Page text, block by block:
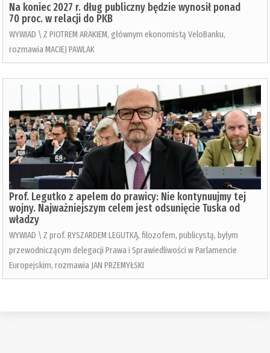
Na koniec 2027 r. dług publiczny będzie wynosił ponad
70 proc. w relacji do PKB
WYWIAD \ Z PIOTREM ARAKIEM, głównym ekonomistą VeloBanku,
rozmawia MACIEJ PAWLAK
Prof. Legutko z apelem do prawicy: Nie kontynuujmy tej
wojny. Najważniejszym celem jest odsunięcie Tuska od
władzy
WYWIAD \ Z prof. RYSZARDEM LEGUTKĄ, filozofem, publicystą, byłym
przewodniczącym delegacji Prawa i Sprawiedliwości w Parlamencie
Europejskim, rozmawia JAN PRZEMYŁSKI